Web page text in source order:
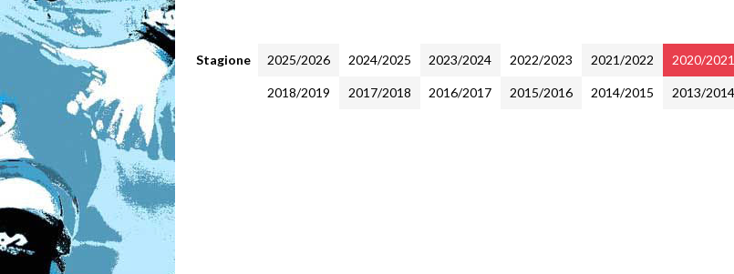
Stagione 2025/2026 2024/2025 2023/2024 2022/2023 2021/2022 2020/2021
2018/2019 2017/2018 2016/2017 2015/2016 2014/2015 2013/2014